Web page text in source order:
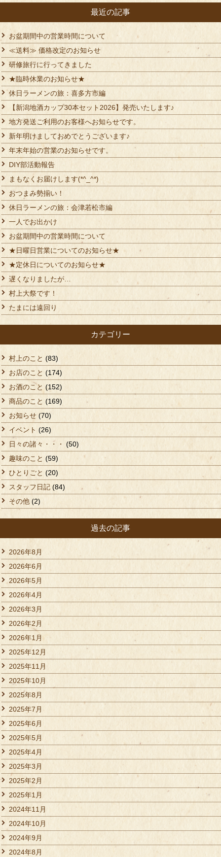
最近の記事
お盆期間中の営業時間について
≪送料≫ 価格改定のお知らせ
研修旅行に行ってきました
★臨時休業のお知らせ★
休日ラーメンの旅：喜多方市編
【新潟地酒カップ30本セット2026】発売いたします♪
地方発送ご利用のお客様へお知らせです。
新年明けましておめでとうございます♪
年末年始の営業のお知らせです。
DIY部活動報告
まもなくお届けします(*^_^*)
おつまみ勢揃い！
休日ラーメンの旅：会津若松市編
一人でお出かけ
お盆期間中の営業時間について
★日曜日営業についてのお知らせ★
★定休日についてのお知らせ★
遅くなりましたが…
村上大祭です！
たまには遠回り
カテゴリー
村上のこと (83)
お店のこと (174)
お酒のこと (152)
商品のこと (169)
お知らせ (70)
イベント (26)
日々の諸々・・・ (50)
趣味のこと (59)
ひとりごと (20)
スタッフ日記 (84)
その他 (2)
過去の記事
2026年8月
2026年6月
2026年5月
2026年4月
2026年3月
2026年2月
2026年1月
2025年12月
2025年11月
2025年10月
2025年8月
2025年7月
2025年6月
2025年5月
2025年4月
2025年3月
2025年2月
2025年1月
2024年11月
2024年10月
2024年9月
2024年8月